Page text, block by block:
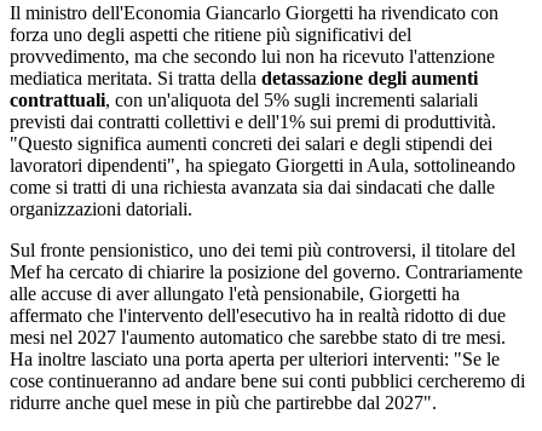
Il ministro dell'Economia Giancarlo Giorgetti ha rivendicato con
forza uno degli aspetti che ritiene più significativi del
provvedimento, ma che secondo lui non ha ricevuto l'attenzione
mediatica meritata. Si tratta della detassazione degli aumenti
contrattuali, con un'aliquota del 5% sugli incrementi salariali
previsti dai contratti collettivi e dell'1% sui premi di produttività.
"Questo significa aumenti concreti dei salari e degli stipendi dei
lavoratori dipendenti", ha spiegato Giorgetti in Aula, sottolineando
come si tratti di una richiesta avanzata sia dai sindacati che dalle
organizzazioni datoriali.
Sul fronte pensionistico, uno dei temi più controversi, il titolare del
Mef ha cercato di chiarire la posizione del governo. Contrariamente
alle accuse di aver allungato l'età pensionabile, Giorgetti ha
affermato che l'intervento dell'esecutivo ha in realtà ridotto di due
mesi nel 2027 l'aumento automatico che sarebbe stato di tre mesi.
Ha inoltre lasciato una porta aperta per ulteriori interventi: "Se le
cose continueranno ad andare bene sui conti pubblici cercheremo di
ridurre anche quel mese in più che partirebbe dal 2027".